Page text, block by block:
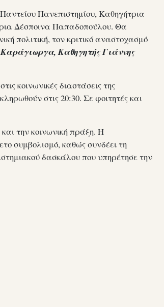
Πανεπιστημίου, Καθηγήτρια
Δέσποινα Παπαδοπούλου. Θα
πολιτική, τον κριτικό αναστοχασμό
Καθηγητής Γιάννης
κοινωνικές διαστάσεις της
στις 20:30. Σε φοιτητές και
την κοινωνική πράξη. Η
συμβολισμό, καθώς συνδέει τη
δασκάλου που υπηρέτησε την